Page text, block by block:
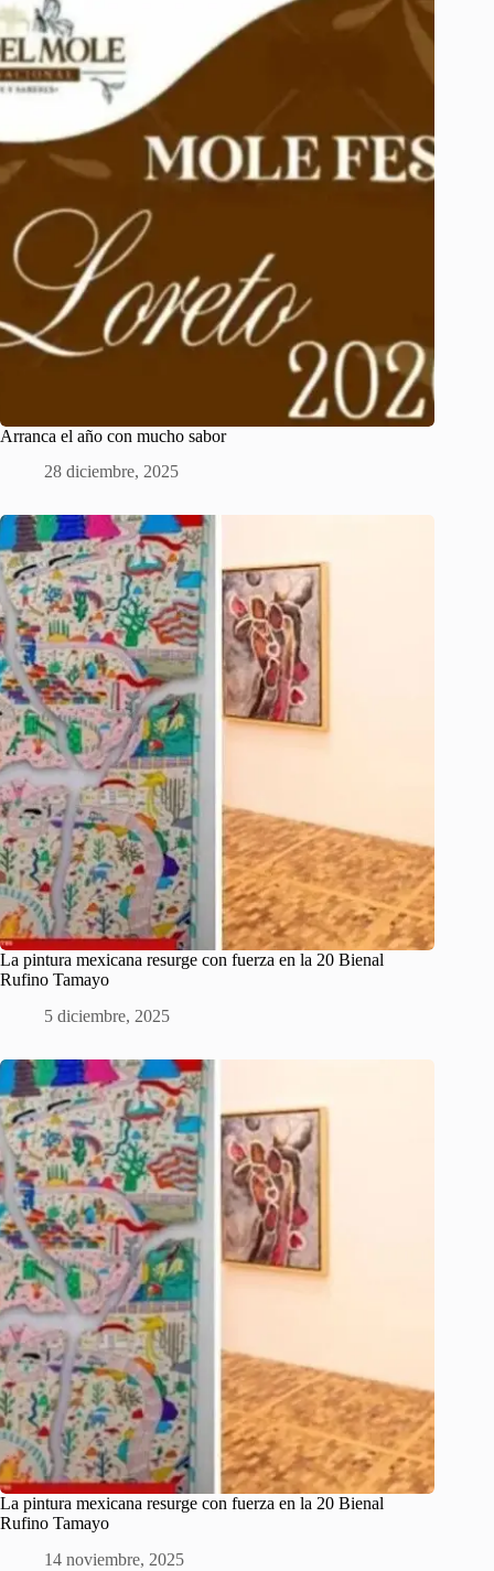
Arranca el año con mucho sabor
28 diciembre, 2025
La pintura mexicana resurge con fuerza en la 20 Bienal
Rufino Tamayo
5 diciembre, 2025
La pintura mexicana resurge con fuerza en la 20 Bienal
Rufino Tamayo
14 noviembre, 2025